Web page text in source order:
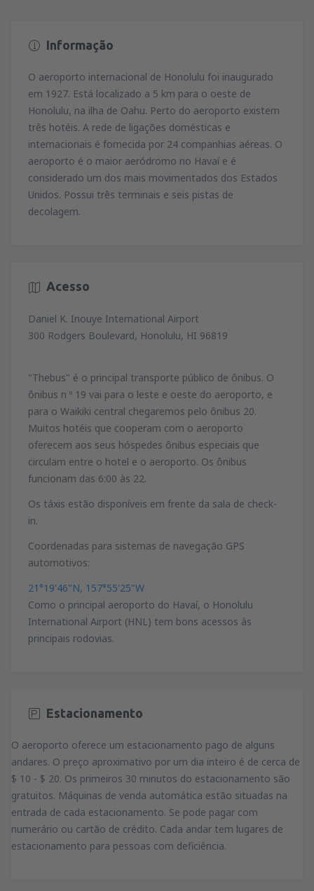
Informação
O aeroporto internacional de Honolulu foi inaugurado
em 1927. Está localizado a 5 km para o oeste de
Honolulu, na ilha de Oahu. Perto do aeroporto existem
três hotéis. A rede de ligações domésticas e
internacionais é fornecida por 24 companhias aéreas. O
aeroporto é o maior aeródromo no Havaí e é
considerado um dos mais movimentados dos Estados
Unidos. Possui três terminais e seis pistas de
decolagem.
Acesso
Daniel K. Inouye International Airport
300 Rodgers Boulevard, Honolulu, HI 96819
"Thebus" é o principal transporte público de ônibus. O
ônibus n º 19 vai para o leste e oeste do aeroporto, e
para o Waikiki central chegaremos pelo ônibus 20.
Muitos hotéis que cooperam com o aeroporto
oferecem aos seus hóspedes ônibus especiais que
circulam entre o hotel e o aeroporto. Os ônibus
funcionam das 6:00 às 22.
Os táxis estão disponíveis em frente da sala de check-
in.
Coordenadas para sistemas de navegação GPS
automotivos:
21°19'46"N, 157°55'25"W
Como o principal aeroporto do Havaí, o Honolulu
International Airport (HNL) tem bons acessos às
principais rodovias.
Estacionamento
O aeroporto oferece um estacionamento pago de alguns
andares. O preço aproximativo por um dia inteiro é de cerca de
$ 10 - $ 20. Os primeiros 30 minutos do estacionamento são
gratuitos. Máquinas de venda automática estão situadas na
entrada de cada estacionamento. Se pode pagar com
numerário ou cartão de crédito. Cada andar tem lugares de
estacionamento para pessoas com deficiência.